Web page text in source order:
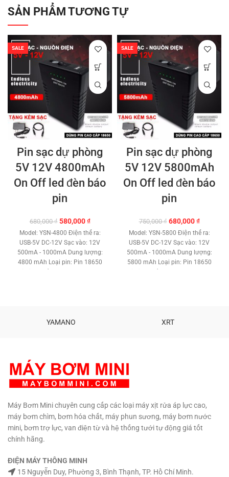
SẢN PHẨM TƯƠNG TỰ
SALE
Pin sạc dự phòng
5V 12V 4800mAh
On Off led đèn báo
pin
680,000₫ Giá
gốc
là:
680,000 ₫.
580,000₫Giá
hiện
tại
580,000 ₫.
Model: YSN-4800 Điện thế ra:
USB-5V DC-12V Sạc vào: 12V
500mA - 1000mA Dung lượng:
4800 mAh Loại pin: Pin 18650
50 độ C Trọng lượng: 510g Bảo
SALE
Pin sạc dự phòng
5V 12V 5800mAh
On Off led đèn báo
pin
750,000₫ Giá
gốc
là:
750,000 ₫.
680,000₫Giá
hiện
tại
680,000
Model: YSN-5800 Điện thế ra:
USB-5V DC-12V Sạc vào: 12V
500mA - 1000mA Dung lượng:
5800 mAh Loại pin: Pin 18650
50 độ C Trọng lượng: 500g Bảo
YAMANO XRT
Máy Bơm Mini chuyên cung cấp các loại máy xịt rửa áp lực cao,
máy bơm chìm, bơm hóa chất, máy phun sương, máy bơm nước
mini, bơm trợ lực, van điện từ và hệ thống tưới tự động giá tốt
chính hãng.
ĐIỆN MÁY THÔNG MINH
15 Nguyễn Duy, Phường 3, Bình Thạnh, TP. Hồ Chí Minh.